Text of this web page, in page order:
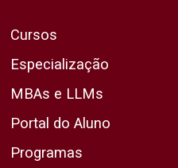
Cursos
Especialização
MBAs e LLMs
Portal do Aluno
Programas